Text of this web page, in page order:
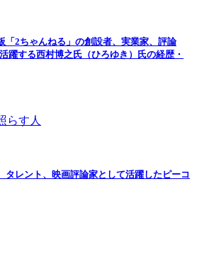
「2ちゃんねる」の創設者、実業家、評論
躍する西村博之氏（ひろゆき）氏の経歴・
らす人
タレント、映画評論家として活躍したピーコ